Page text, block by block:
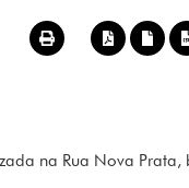
na Rua Nova Prata,